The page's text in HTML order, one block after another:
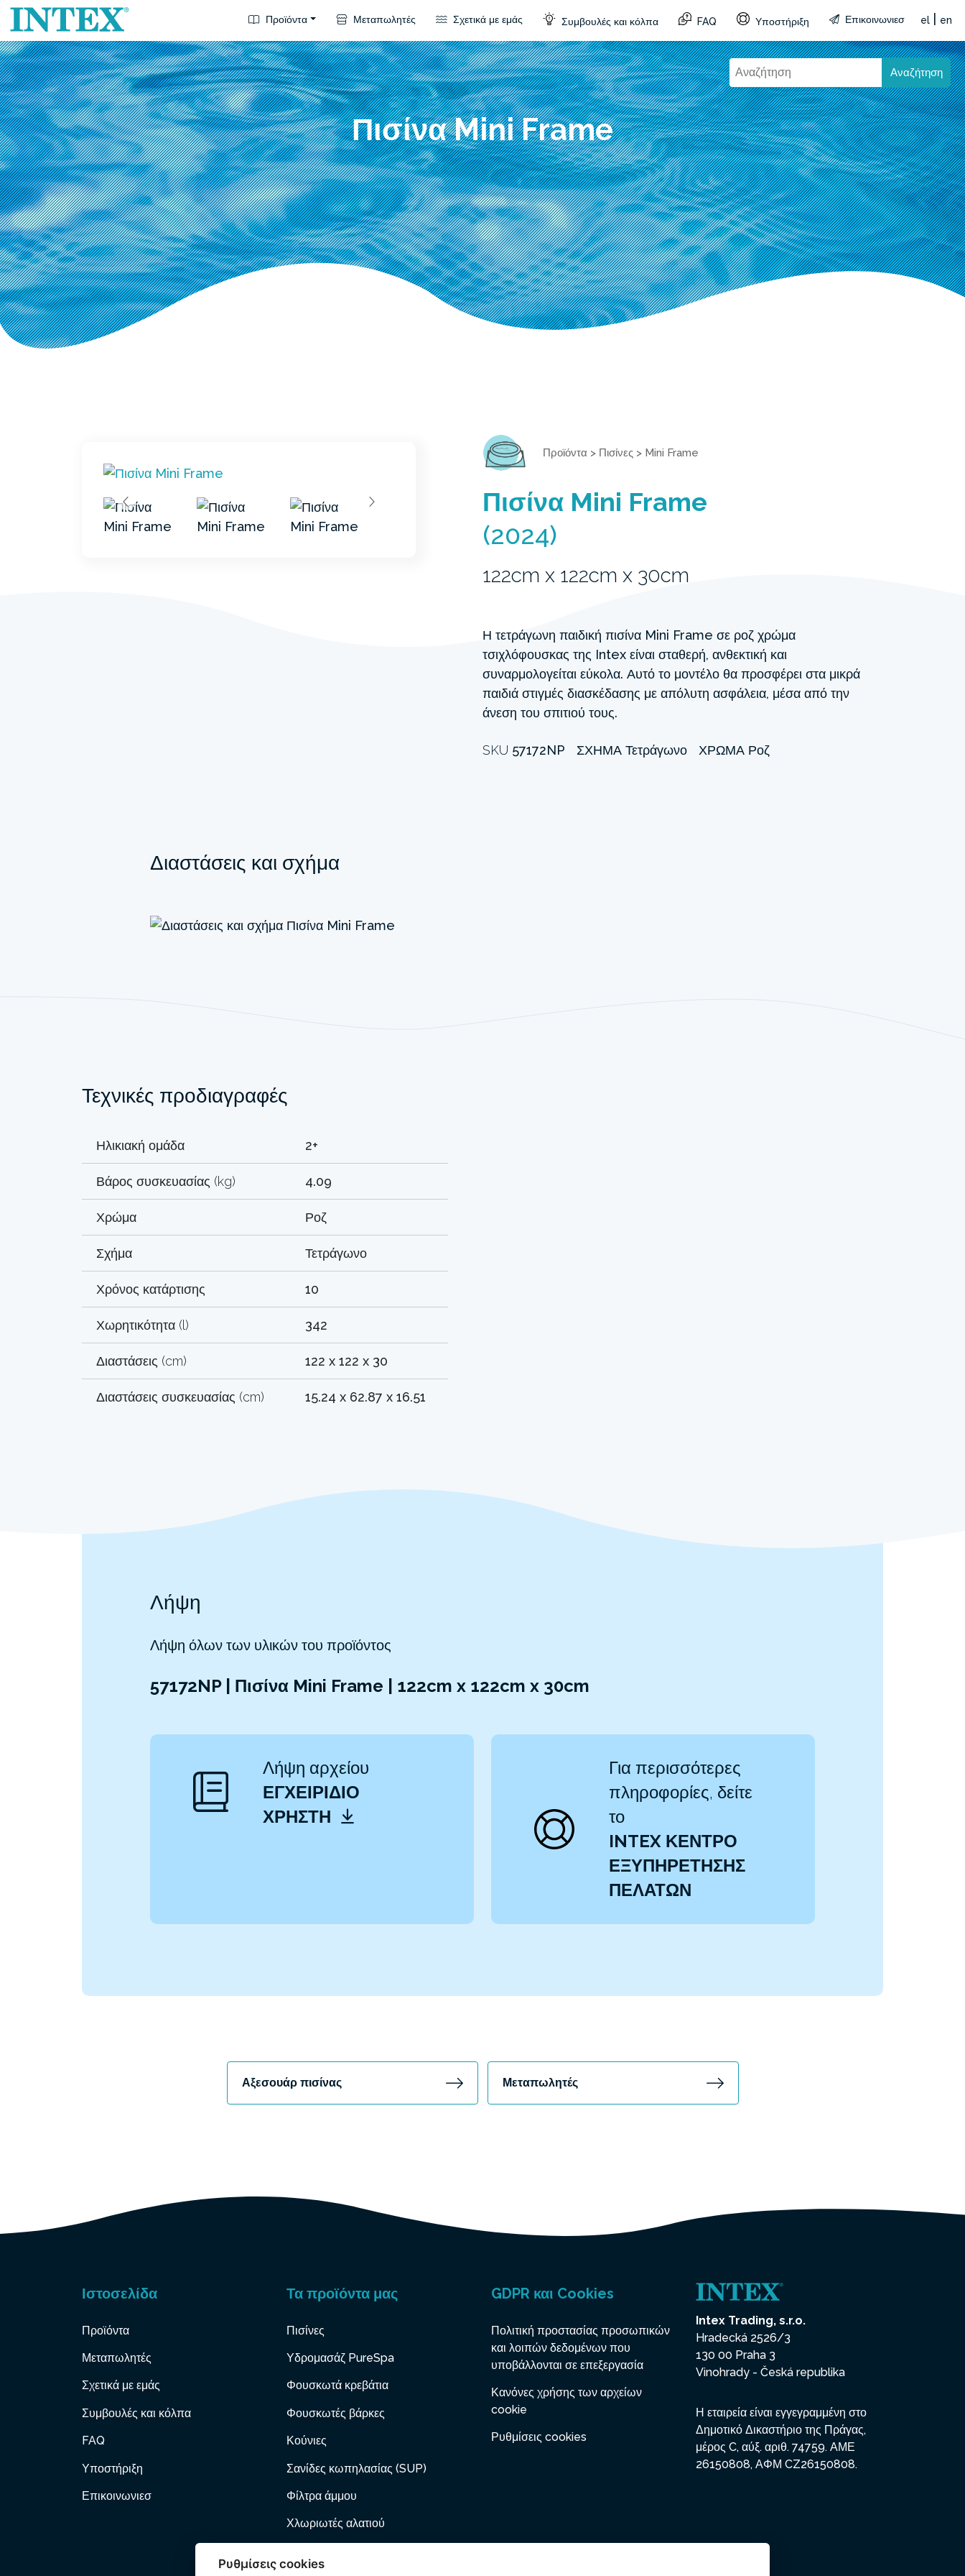
Προϊόντα Μεταπωλητές Σχετικά με εμάς Συμβουλές και κόλπα FAQ Υποστήριξη Επικοινωνιεσ el en
Αναζήτηση
Πισίνα Mini Frame
Προϊόντα > Πισίνες > Mini Frame
Πισίνα Mini Frame
(2024)
122cm x 122cm x 30cm
Η τετράγωνη παιδική πισίνα Mini Frame σε ροζ χρώμα
τσιχλόφουσκας της Intex είναι σταθερή, ανθεκτική και
συναρμολογείται εύκολα. Αυτό το μοντέλο θα προσφέρει στα μικρά
παιδιά στιγμές διασκέδασης με απόλυτη ασφάλεια, μέσα από την
άνεση του σπιτιού τους.
SKU 57172NP ΣΧΉΜΑ Τετράγωνο ΧΡΏΜΑ Ροζ
Διαστάσεις και σχήμα
Τεχνικές προδιαγραφές
Ηλικιακή ομάδα 2+
Βάρος συσκευασίας (kg) 4.09
Χρώμα Ροζ
Σχήμα Τετράγωνο
Χρόνος κατάρτισης 10
Χωρητικότητα (l) 342
Διαστάσεις (cm) 122 x 122 x 30
Διαστάσεις συσκευασίας (cm) 15.24 x 62.87 x 16.51
Λήψη
Λήψη όλων των υλικών του προϊόντος
57172NP | Πισίνα Mini Frame | 122cm x 122cm x 30cm
Λήψη αρχείου
ΕΓΧΕΙΡΊΔΙΟ
ΧΡΉΣΤΗ
Για περισσότερες
πληροφορίες, δείτε
το
INTEX ΚΕΝΤΡΟ
ΕΞΥΠΗΡΕΤΗΣΗΣ
ΠΕΛΑΤΩΝ
Αξεσουάρ πισίνας Μεταπωλητές
Ιστοσελίδα
Προϊόντα
Μεταπωλητές
Σχετικά με εμάς
Συμβουλές και κόλπα
FAQ
Υποστήριξη
Επικοινωνιεσ
Τα προϊόντα μας
Πισίνες
Υδρομασάζ PureSpa
Φουσκωτά κρεβάτια
Φουσκωτές βάρκες
Κούνιες
Σανίδες κωπηλασίας (SUP)
Φίλτρα άμμου
Χλωριωτές αλατιού
GDPR και Cookies
Πολιτική προστασίας προσωπικών
και λοιπών δεδομένων που
υποβάλλονται σε επεξεργασία
Κανόνες χρήσης των αρχείων
cookie
Ρυθμίσεις cookies
Intex Trading, s.r.o.
Hradecká 2526/3
130 00 Praha 3
Vinohrady - Česká republika
Η εταιρεία είναι εγγεγραμμένη στο
Δημοτικό Δικαστήριο της Πράγας,
μέρος C, αύξ. αριθ. 74759. ΑΜΕ
26150808, ΑΦΜ CZ26150808.
Ρυθμίσεις cookies